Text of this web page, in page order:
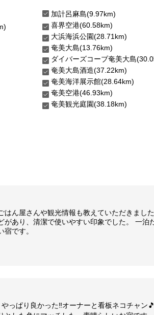
加計呂麻島(9.97km)
喜界空港(60.58km)
大浜海浜公園(28.71km)
奄美大島(13.76km)
ダイバーズコーブ奄美大島
奄美大島酒造(37.22km)
奄美海洋展示館(28.64km)
奄美空港(46.93km)
奄美観光庭園(38.18km)
はん屋さんや観光情報も教えていただきま
があり、清潔で使いやすい印象でした。 一
です。
っぱり良かった‼️オーナーと看板ネコチャ